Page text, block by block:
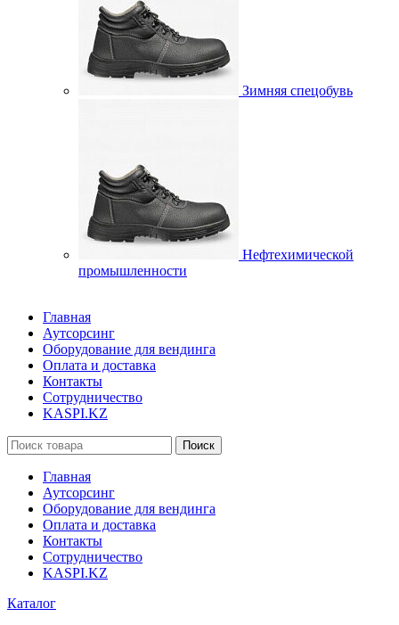
Зимняя спецобувь
Нефтехимической
промышленности
Главная
Аутсорсинг
Оборудование для вендинга
Оплата и доставка
Контакты
Сотрудничество
KASPI.KZ
Поиск
Главная
Аутсорсинг
Оборудование для вендинга
Оплата и доставка
Контакты
Сотрудничество
KASPI.KZ
Каталог